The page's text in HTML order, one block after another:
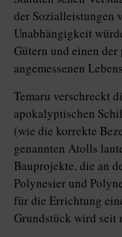
der Sozialleistungen
Unabhängigkeit
Gütern und einen
angemessenen
Temaru verschreckt
apokalyptischen
(wie die korrekte
genannten Atolls
Bauprojekte, die an
Polynesier und
für die Errichtung
Grundstück wird seit